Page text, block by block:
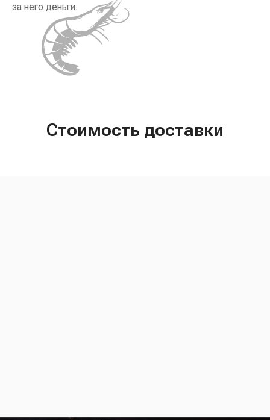
за него деньги.
Стоимость доставки